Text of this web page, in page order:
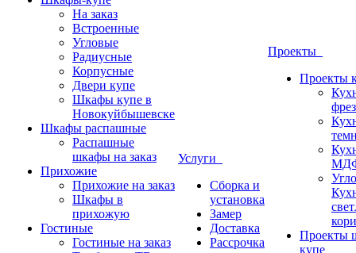
На заказ
Встроенные
Угловые
Радиусные
Корпусные
Двери купе
Шкафы купе в
Новокуйбышевске
Шкафы распашные
Распашные
шкафы на заказ
Прихожие
Прихожие на заказ
Шкафы в
прихожую
Гостиные
Гостиные на заказ
Услуги
Сборка и
установка
Замер
Доставка
Рассрочка
Проекты
Проекты
МДФ
Проекты
купе